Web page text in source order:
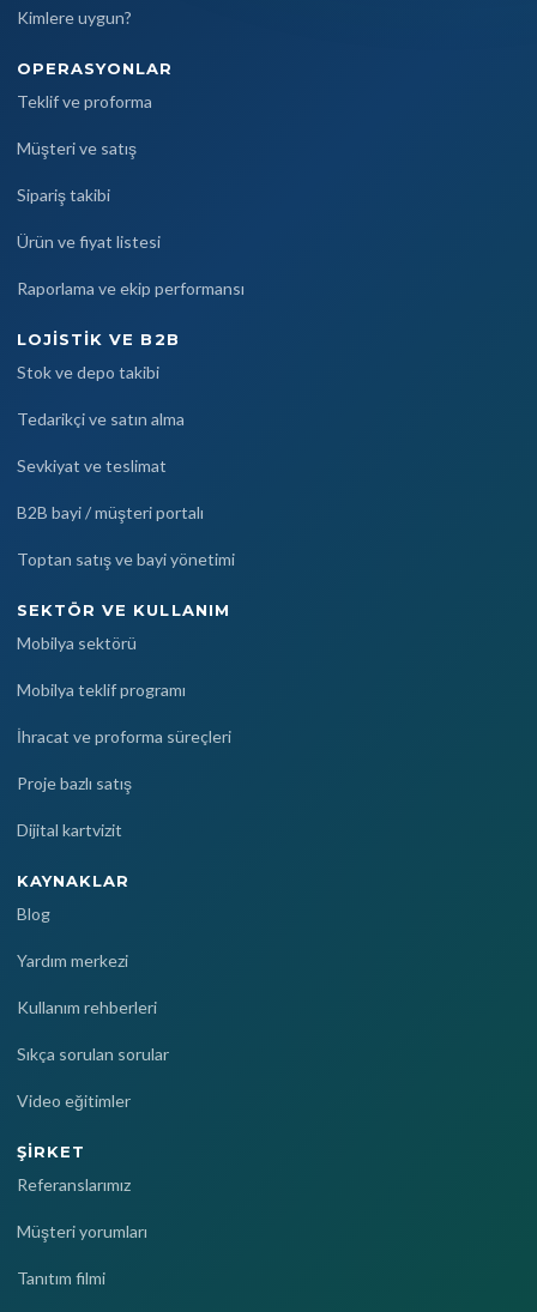
Kimlere uygun?
OPERASYONLAR
Teklif ve proforma
Müşteri ve satış
Sipariş takibi
Ürün ve fiyat listesi
Raporlama ve ekip performansı
LOJISTIK VE B2B
Stok ve depo takibi
Tedarikçi ve satın alma
Sevkiyat ve teslimat
B2B bayi / müşteri portalı
Toptan satış ve bayi yönetimi
SEKTÖR VE KULLANIM
Mobilya sektörü
Mobilya teklif programı
İhracat ve proforma süreçleri
Proje bazlı satış
Dijital kartvizit
KAYNAKLAR
Blog
Yardım merkezi
Kullanım rehberleri
Sıkça sorulan sorular
Video eğitimler
ŞIRKET
Referanslarımız
Müşteri yorumları
Tanıtım filmi